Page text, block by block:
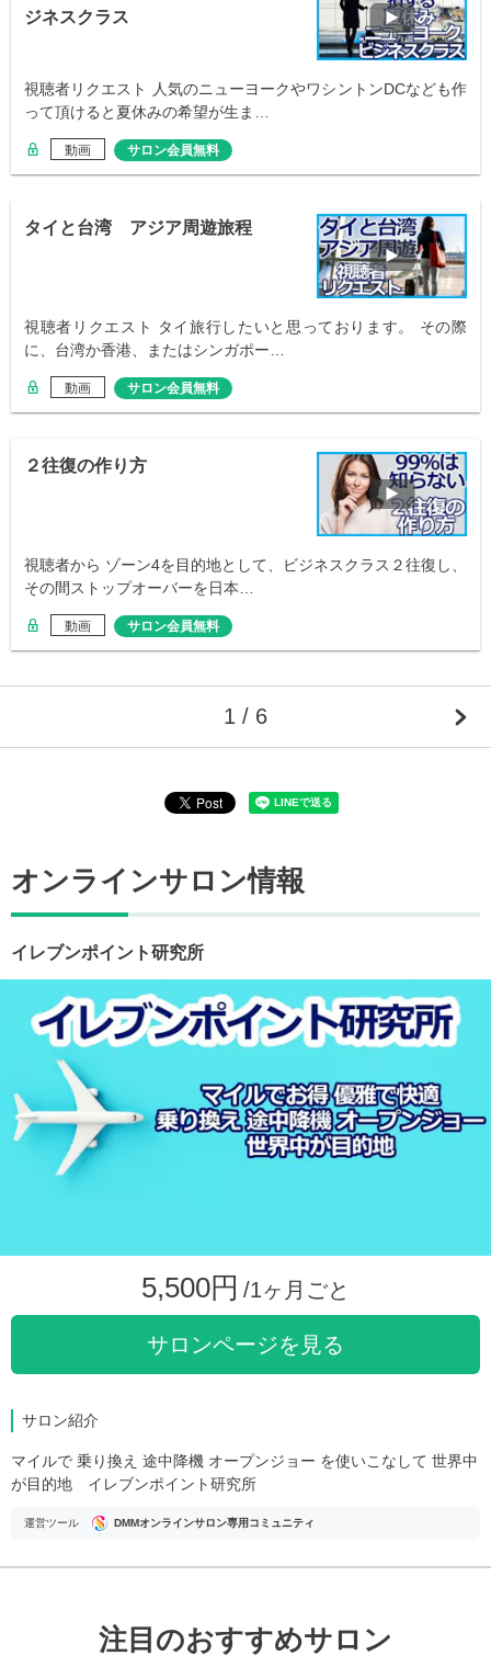
ジネスクラス
視聴者リクエスト 人気のニューヨークやワシントンDCなども作
って頂けると夏休みの希望が生ま…
動画 サロン会員無料
タイと台湾 アジア周遊旅程
視聴者リクエスト タイ旅行したいと思っております。 その際
に、台湾か香港、またはシンガポー…
動画 サロン会員無料
２往復の作り方
視聴者から ゾーン4を目的地として、ビジネスクラス２往復し、
その間ストップオーバーを日本…
動画 サロン会員無料
1 / 6
オンラインサロン情報
イレブンポイント研究所
5,500円 /1ヶ月ごと
サロンページを見る
サロン紹介
マイルで 乗り換え 途中降機 オープンジョー を使いこなして 世界中
が目的地 イレブンポイント研究所
運営ツール DMMオンラインサロン専用コミュニティ
注目のおすすめサロン